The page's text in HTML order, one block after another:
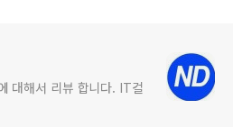
대해서 리뷰 합니다. IT컬